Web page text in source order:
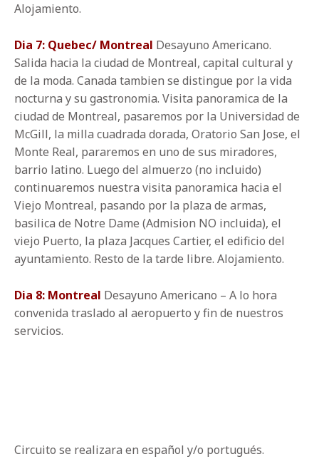
Alojamiento.
Dia 7: Quebec/ Montreal Desayuno Americano.
Salida hacia la ciudad de Montreal, capital cultural y
de la moda. Canada tambien se distingue por la vida
nocturna y su gastronomia. Visita panoramica de la
ciudad de Montreal, pasaremos por la Universidad de
McGill, la milla cuadrada dorada, Oratorio San Jose, el
Monte Real, pararemos en uno de sus miradores,
barrio latino. Luego del almuerzo (no incluido)
continuaremos nuestra visita panoramica hacia el
Viejo Montreal, pasando por la plaza de armas,
basilica de Notre Dame (Admision NO incluida), el
viejo Puerto, la plaza Jacques Cartier, el edificio del
ayuntamiento. Resto de la tarde libre. Alojamiento.
Dia 8: Montreal Desayuno Americano – A lo hora
convenida traslado al aeropuerto y fin de nuestros
servicios.
Circuito se realizara en español y/o portugués.